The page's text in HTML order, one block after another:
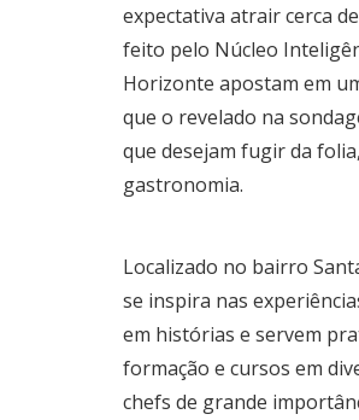
expectativa atrair cerca
feito pelo Núcleo
Horizonte apostam em
que o revelado na
que desejam fugir da
gastronomia.
Localizado no bairro
se inspira nas
em histórias e servem
formação e cursos em
chefs de grande